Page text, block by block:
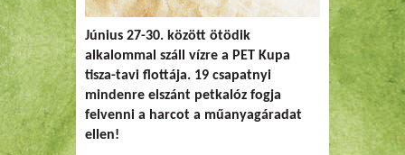
Június 27-30. között ötödik
alkalommal száll vízre a PET Kupa
tisza-tavi flottája. 19 csapatnyi
mindenre elszánt petkalóz fogja
felvenni a harcot a műanyagáradat
ellen!